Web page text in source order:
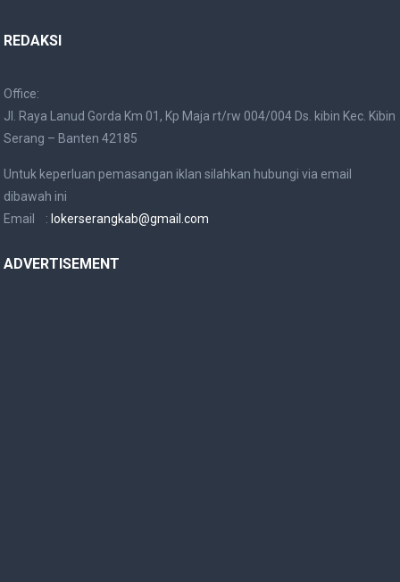
REDAKSI
Office:
Jl. Raya Lanud Gorda Km 01, Kp Maja rt/rw 004/004 Ds. kibin Kec. Kibin
Serang – Banten 42185
Untuk keperluan pemasangan iklan silahkan hubungi via email
dibawah ini
Email : lokerserangkab@gmail.com
ADVERTISEMENT